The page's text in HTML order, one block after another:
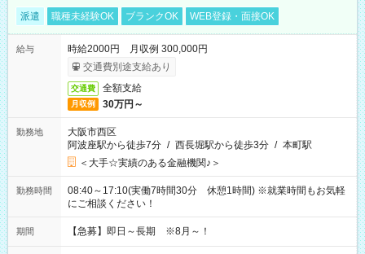
派遣 職種未経験OK ブランクOK WEB登録・面接OK
給与
時給2000円 月収例 300,000円
交通費別途支給あり
交通費 全額支給
月収例 30万円～
勤務地
大阪市西区
阿波座駅から徒歩7分 / 西長堀駅から徒歩3分 / 本町駅
＜大手☆実績のある金融機関♪＞
勤務時間
08:40～17:10(実働7時間30分 休憩1時間) ※就業時間もお気軽
にご相談ください！
期間 【急募】即日～長期 ※8月～！